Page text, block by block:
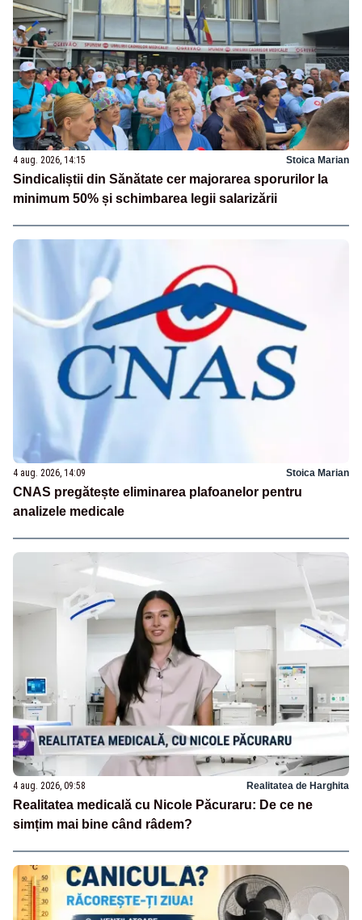
4 aug. 2026, 14:15 Stoica Marian
Sindicaliștii din Sănătate cer majorarea sporurilor la
minimum 50% și schimbarea legii salarizării
4 aug. 2026, 14:09 Stoica Marian
CNAS pregătește eliminarea plafoanelor pentru
analizele medicale
4 aug. 2026, 09:58 Realitatea de Harghita
Realitatea medicală cu Nicole Păcuraru: De ce ne
simțim mai bine când râdem?